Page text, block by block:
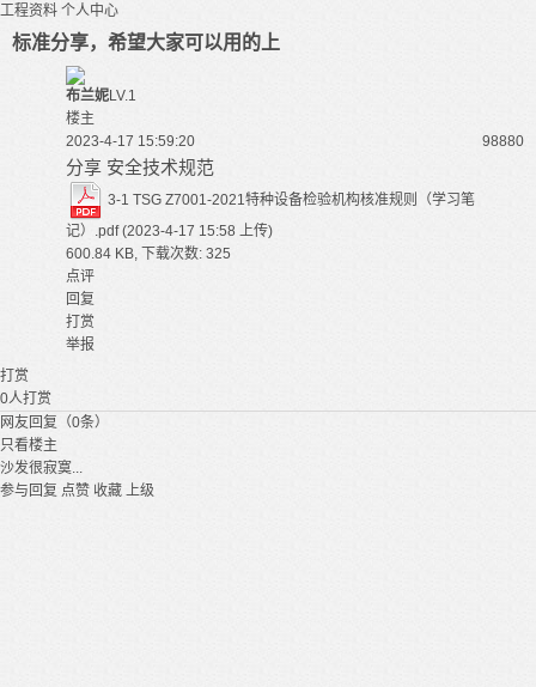
工程资料 个人中心
标准分享，希望大家可以用的上
布兰妮LV.1
楼主
2023-4-17 15:59:20
98880
分享 安全技术规范
3-1 TSG Z7001-2021特种设备检验机构核准规则（学习笔
记）.pdf (2023-4-17 15:58 上传)
600.84 KB, 下载次数: 325
点评
回复
打赏
举报
打赏
0人打赏
网友回复（0条）
只看楼主
沙发很寂寞...
参与回复 点赞 收藏 上级